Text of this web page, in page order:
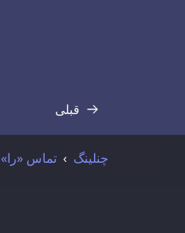
قبلی
رونوشت
چنلینگ تماس «را»